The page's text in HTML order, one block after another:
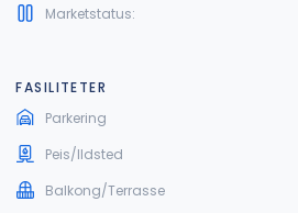
Marketstatus:
FASILITETER
Parkering
Peis/Ildsted
Balkong/Terrasse